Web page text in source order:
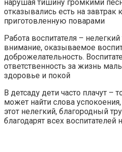
нарушая тишину громкими
отказывались есть на завтрак
приготовленную поварами
Работа воспитателя –
внимание, оказываемое
доброжелательность.
ответственность за жизнь
здоровье и покой
В детсаду дети часто плачут –
может найти слова
этот нелегкий, благородный
благодарят всех воспитателей